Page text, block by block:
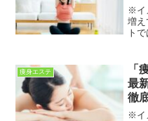
※イ
増
ト
は
体
痩身エステ
「
最
徹
※イ